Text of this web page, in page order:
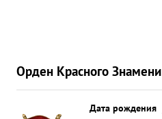
Орден Красного Знамени
Дата рождения